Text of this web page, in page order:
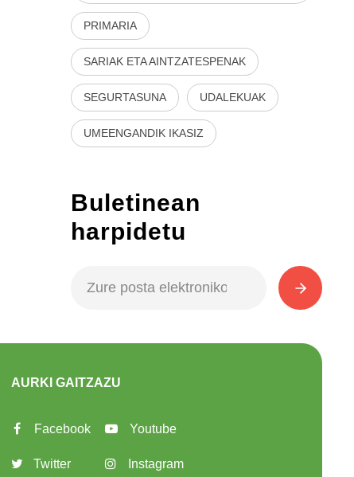
PRIMARIA
SARIAK ETA AINTZATESPENAK
SEGURTASUNA UDALEKUAK
UMEENGANDIK IKASIZ
Buletinean
harpidetu
AURKI GAITZAZU
Facebook
Twitter
Youtube
Instagram